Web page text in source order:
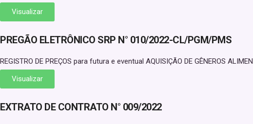
Visualizar
PREGÃO ELETRÔNICO SRP N° 010/2022-CL/PGM/PMS
REGISTRO DE PREÇOS para futura e eventual AQUISIÇÃO DE GÊNEROS
Visualizar
EXTRATO DE CONTRATO N° 009/2022